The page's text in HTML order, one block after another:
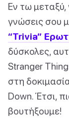
Εν τω μεταξύ,
γνώσεις σου
“Trivia”
δύσκολες,
Stranger
στη
Down. Έτσι,
βουτήξουμε!